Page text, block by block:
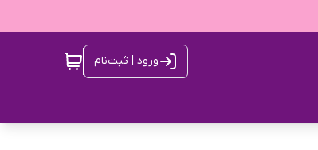
ورود | ثبت‌نام